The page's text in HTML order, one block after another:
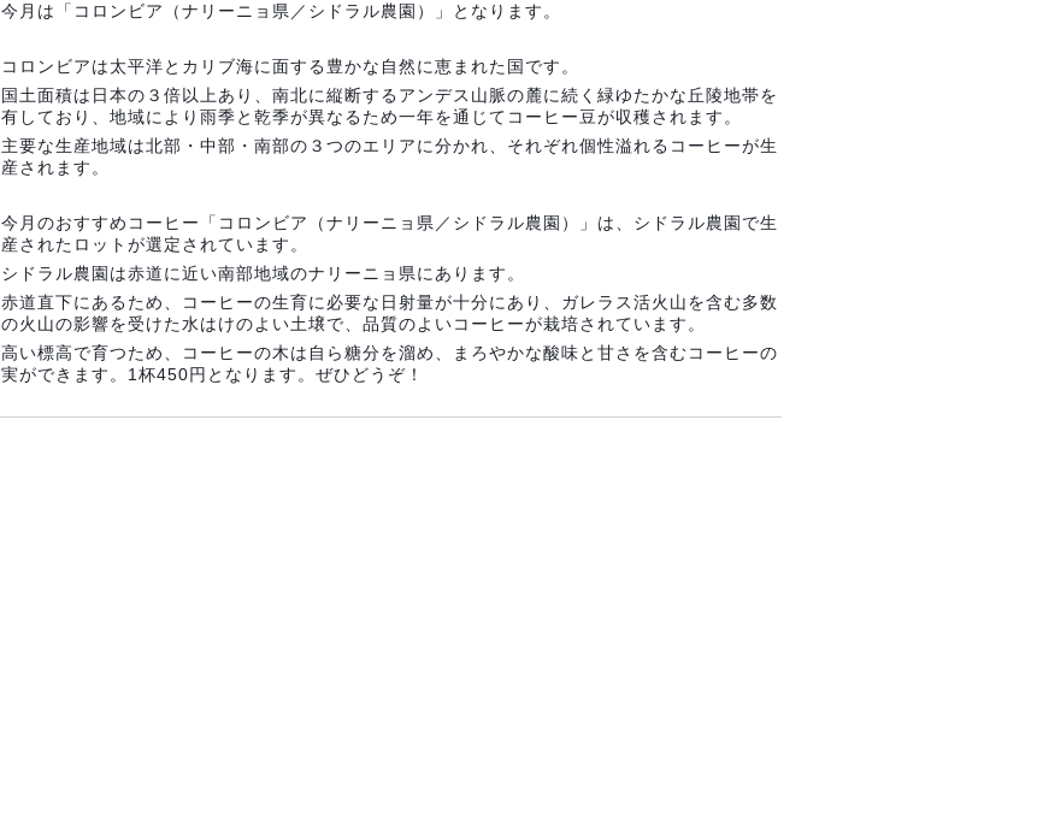
今月は「コロンビア（ナリーニョ県／シドラル農園）」となります。
コロンビアは太平洋とカリブ海に面する豊かな自然に恵まれた国です。
国土面積は日本の３倍以上あり、南北に縦断するアンデス山脈の麓に続く緑ゆたかな丘陵地帯を
有しており、地域により雨季と乾季が異なるため一年を通じてコーヒー豆が収穫されます。
主要な生産地域は北部・中部・南部の３つのエリアに分かれ、それぞれ個性溢れるコーヒーが生
産されます。
今月のおすすめコーヒー「コロンビア（ナリーニョ県／シドラル農園）」は、シドラル農園で生
産されたロットが選定されています。
シドラル農園は赤道に近い南部地域のナリーニョ県にあります。
赤道直下にあるため、コーヒーの生育に必要な日射量が十分にあり、ガレラス活火山を含む多数
の火山の影響を受けた水はけのよい土壌で、品質のよいコーヒーが栽培されています。
高い標高で育つため、コーヒーの木は自ら糖分を溜め、まろやかな酸味と甘さを含むコーヒーの
実ができます。1杯450円となります。ぜひどうぞ！